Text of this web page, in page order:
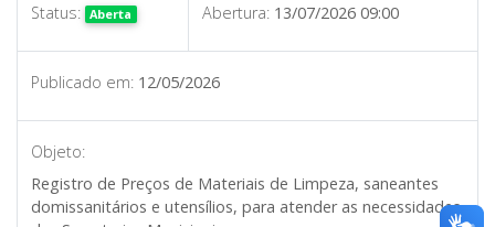
Status: Aberta Abertura: 13/07/2026 09:00
Publicado em: 12/05/2026
Objeto:
Registro de Preços de Materiais de Limpeza, saneantes
domissanitários e utensílios, para atender as necessidades